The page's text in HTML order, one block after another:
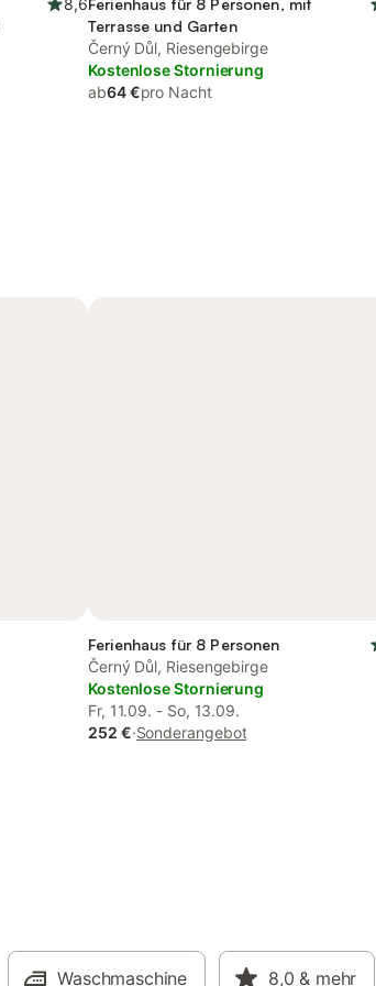
8,6Ferienhaus für 8 Personen, mit
Terrasse und Garten
Černý Důl, Riesengebirge
Kostenlose Stornierung
ab64 €pro Nacht
Ferienhaus für 8 Personen
Černý Důl, Riesengebirge
Kostenlose Stornierung
Fr, 11.09. - So, 13.09.
252 €·Sonderangebot
Waschmaschine 8,0 & mehr